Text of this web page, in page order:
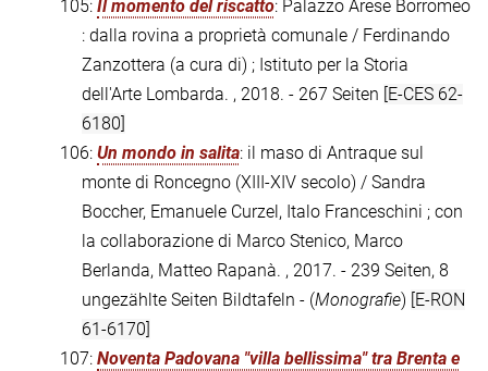
105: Il momento del riscatto: Palazzo Arese Borromeo
: dalla rovina a proprietà comunale / Ferdinando
Zanzottera (a cura di) ; Istituto per la Storia
dell'Arte Lombarda. , 2018. - 267 Seiten [E-CES 62-
6180]
106: Un mondo in salita: il maso di Antraque sul
monte di Roncegno (XIII-XIV secolo) / Sandra
Boccher, Emanuele Curzel, Italo Franceschini ; con
la collaborazione di Marco Stenico, Marco
Berlanda, Matteo Rapanà. , 2017. - 239 Seiten, 8
ungezählte Seiten Bildtafeln - (Monografie) [E-RON
61-6170]
107: Noventa Padovana "villa bellissima" tra Brenta e